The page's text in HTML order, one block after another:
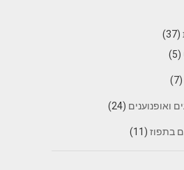
(37)
(5)
(7)
ואופנוענים (24)
בתפוז(11)